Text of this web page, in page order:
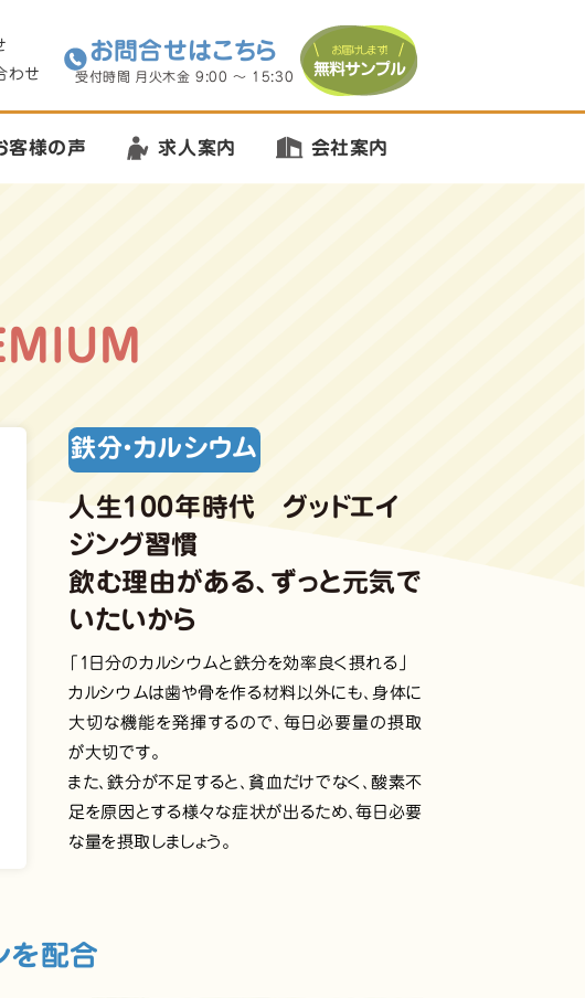
わせ
お問合せはこちら
受付時間 月火木金9:00 ～ 15:30
お届けします！
無料サンプル
客様の声 求人案内 会社案内
鉄分・カルシウム
人生100年時代 グッドエイ
ジング習慣
飲む理由がある、ずっと元気で
いたいから
「1日分のカルシウムと鉄分を効率良く摂れる」
カルシウムは歯や骨を作る材料以外にも、身体に
大切な機能を発揮するので、毎日必要量の摂取
が大切です。
また、鉄分が不足すると、貧血だけでなく、酸素不
足を原因とする様々な症状が出るため、毎日必要
な量を摂取しましょう。
を配合